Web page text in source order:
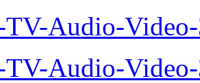
TV-Audio-
TV-Audio-